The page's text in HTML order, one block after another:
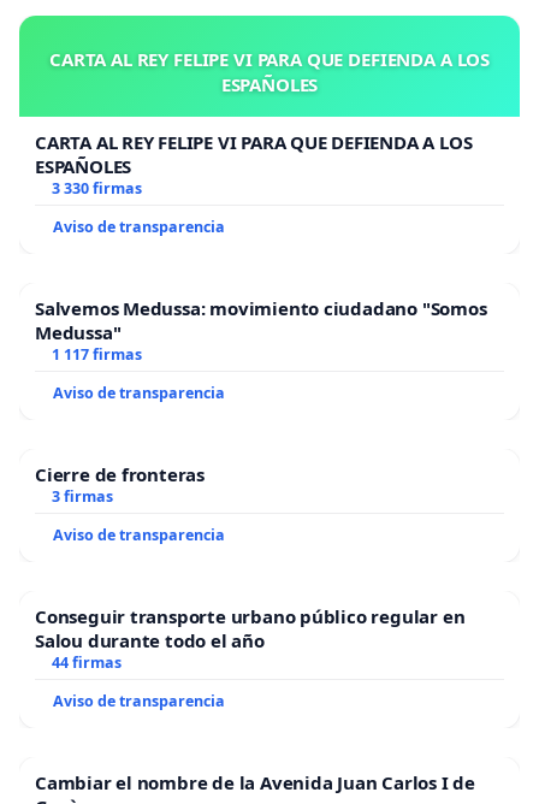
CARTA AL REY FELIPE VI PARA QUE DEFIENDA A LOS
ESPAÑOLES
CARTA AL REY FELIPE VI PARA QUE DEFIENDA A LOS
ESPAÑOLES
3 330 firmas
Aviso de transparencia
Salvemos Medussa: movimiento ciudadano "Somos
Medussa"
1 117 firmas
Aviso de transparencia
Cierre de fronteras
3 firmas
Aviso de transparencia
Conseguir transporte urbano público regular en
Salou durante todo el año
44 firmas
Aviso de transparencia
Cambiar el nombre de la Avenida Juan Carlos I de